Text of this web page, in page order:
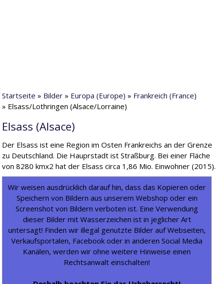
Startseite » Bilder » Europa (Europe) » Frankreich (France)
» Elsass/Lothringen (Alsace/Lorraine)
Elsass (Alsace)
Der Elsass ist eine Region im Osten Frankreichs an der Grenze
zu Deutschland. Die Hauprstadt ist Straßburg. Bei einer Fläche
von 8280 kmx2 hat der Elsass circa 1,86 Mio. Einwohner (2015).
Wir weisen ausdrücklich darauf hin, dass das Kopieren oder
Speichern von Bildern aus unserem Webshop oder ein
Screenshot von Bildern verboten ist. Eine Verwendung
dieser Bilder mit Wasserzeichen ist in jeglicher Art
untersagt! Finden wir illegal genutzte Bilder auf Webseiten,
Verkaufsportalen, Facebook oder in anderen Social Media
Kanälen, werden wir ohne weitere Hinweise einen
Rechtsanwalt einschalten!